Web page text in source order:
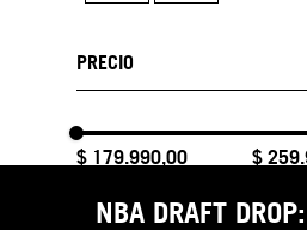
$ 179.990,00 $
NBA DRAFT